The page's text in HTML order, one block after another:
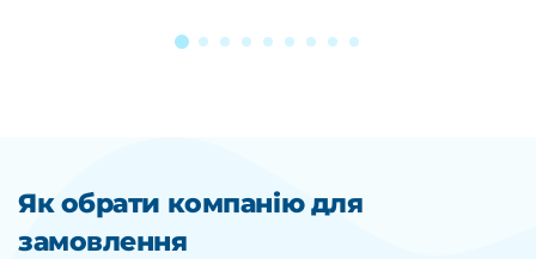
Як обрати компанію для
замовлення